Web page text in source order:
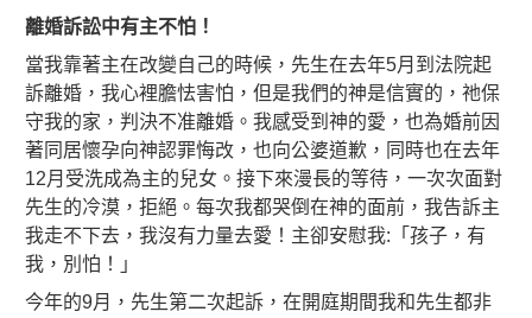
離婚訴訟中有主不怕！
當我靠著主在改變自己的時候，先生在去年5月到法院起
訴離婚，我心裡膽怯害怕，但是我們的神是信實的，祂保
守我的家，判決不准離婚。我感受到神的愛，也為婚前因
著同居懷孕向神認罪悔改，也向公婆道歉，同時也在去年
12月受洗成為主的兒女。接下來漫長的等待，一次次面對
先生的冷漠，拒絕。每次我都哭倒在神的面前，我告訴主
我走不下去，我沒有力量去愛！主卻安慰我:「孩子，有
我，別怕！」
今年的9月，先生第二次起訴，在開庭期間我和先生都非